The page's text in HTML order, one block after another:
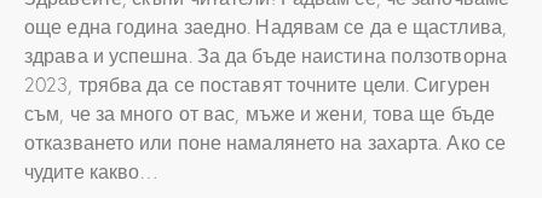
още една година заедно. Надявам се да е щастлива,
здрава и успешна. За да бъде наистина ползотворна
2023, трябва да се поставят точните цели. Сигурен
съм, че за много от вас, мъже и жени, това ще бъде
отказването или поне намалянето на захарта. Ако се
чудите какво…